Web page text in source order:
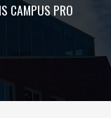
CAMPUS PRO